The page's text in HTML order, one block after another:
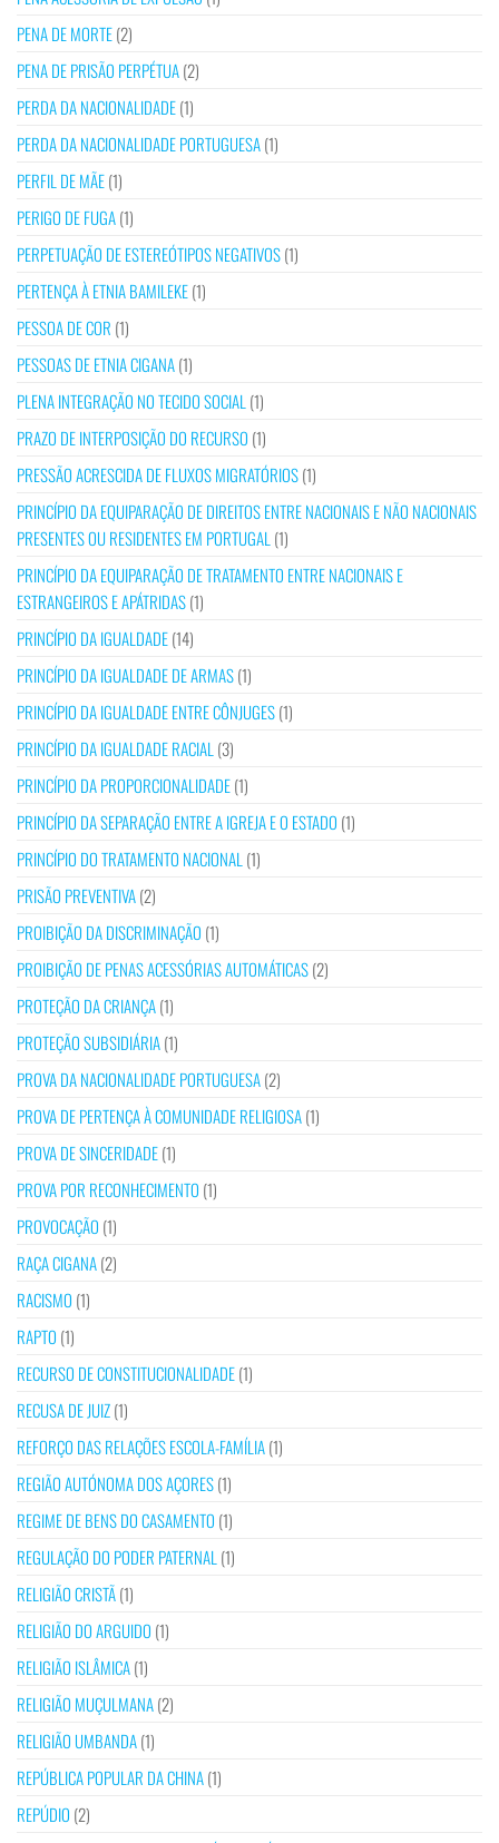
PENA DE MORTE(2)
PENA DE PRISÃO PERPÉTUA(2)
PERDA DA NACIONALIDADE(1)
PERDA DA NACIONALIDADE PORTUGUESA(1)
PERFIL DE MÃE(1)
PERIGO DE FUGA(1)
PERPETUAÇÃO DE ESTEREÓTIPOS NEGATIVOS(1)
PERTENÇA À ETNIA BAMILEKE(1)
PESSOA DE COR (1)
PESSOAS DE ETNIA CIGANA(1)
PLENA INTEGRAÇÃO NO TECIDO SOCIAL (1)
PRAZO DE INTERPOSIÇÃO DO RECURSO (1)
PRESSÃO ACRESCIDA DE FLUXOS MIGRATÓRIOS(1)
PRINCÍPIO DA EQUIPARAÇÃO DE DIREITOS ENTRE NACIONAIS E NÃO NACIONAIS
PRESENTES OU RESIDENTES EM PORTUGAL (1)
PRINCÍPIO DA EQUIPARAÇÃO DE TRATAMENTO ENTRE NACIONAIS E
ESTRANGEIROS E APÁTRIDAS(1)
PRINCÍPIO DA IGUALDADE(14)
PRINCÍPIO DA IGUALDADE DE ARMAS(1)
PRINCÍPIO DA IGUALDADE ENTRE CÔNJUGES(1)
PRINCÍPIO DA IGUALDADE RACIAL (3)
PRINCÍPIO DA PROPORCIONALIDADE(1)
PRINCÍPIO DA SEPARAÇÃO ENTRE A IGREJA E O ESTADO (1)
PRINCÍPIO DO TRATAMENTO NACIONAL (1)
PRISÃO PREVENTIVA(2)
PROIBIÇÃO DA DISCRIMINAÇÃO (1)
PROIBIÇÃO DE PENAS ACESSÓRIAS AUTOMÁTICAS(2)
PROTEÇÃO DA CRIANÇA(1)
PROTEÇÃO SUBSIDIÁRIA(1)
PROVA DA NACIONALIDADE PORTUGUESA(2)
PROVA DE PERTENÇA À COMUNIDADE RELIGIOSA(1)
PROVA DE SINCERIDADE(1)
PROVA POR RECONHECIMENTO (1)
PROVOCAÇÃO (1)
RAÇA CIGANA(2)
RACISMO (1)
RAPTO (1)
RECURSO DE CONSTITUCIONALIDADE(1)
RECUSA DE JUIZ(1)
REFORÇO DAS RELAÇÕES ESCOLA-FAMÍLIA(1)
REGIÃO AUTÓNOMA DOS AÇORES(1)
REGIME DE BENS DO CASAMENTO (1)
REGULAÇÃO DO PODER PATERNAL (1)
RELIGIÃO CRISTÃ(1)
RELIGIÃO DO ARGUIDO (1)
RELIGIÃO ISLÂMICA(1)
RELIGIÃO MUÇULMANA(2)
RELIGIÃO UMBANDA(1)
REPÚBLICA POPULAR DA CHINA(1)
REPÚDIO (2)